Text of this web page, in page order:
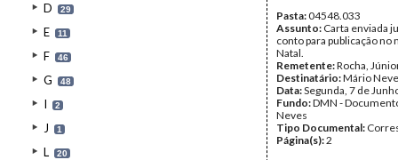
D 29
E 11
F 46
G 48
I 2
J 1
L 20
Pasta:04548.033
Assunto: Carta enviada
conto para publicação no
Natal.
Remetente:Rocha,
Destinatário:Mário
Data:Segunda, 7 de
Fundo:DMN -
Neves
Tipo Documental:
Página(s):2